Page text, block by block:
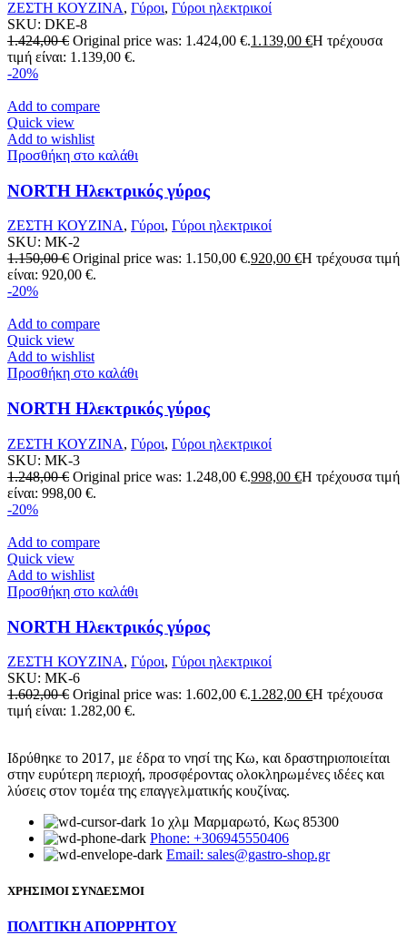
ΖΕΣΤΗ ΚΟΥΖΙΝΑ, Γύροι, Γύροι ηλεκτρικοί
SKU: DKE-8
1.424,00€ Original price was: 1.424,00 €.1.139,00 €Η τρέχουσα
τιμή είναι: 1.139,00 €.
-20%
Add to compare
Quick view
Add to wishlist
Προσθήκη στο καλάθι
NORTH Ηλεκτρικός γύρος
ΖΕΣΤΗ ΚΟΥΖΙΝΑ, Γύροι, Γύροι ηλεκτρικοί
SKU: MK-2
1.150,00€ Original price was: 1.150,00 €.920,00 €Η τρέχουσα τιμή
είναι: 920,00 €.
-20%
Add to compare
Quick view
Add to wishlist
Προσθήκη στο καλάθι
NORTH Ηλεκτρικός γύρος
ΖΕΣΤΗ ΚΟΥΖΙΝΑ, Γύροι, Γύροι ηλεκτρικοί
SKU: MK-3
1.248,00€ Original price was: 1.248,00 €.998,00 €Η τρέχουσα τιμή
είναι: 998,00 €.
-20%
Add to compare
Quick view
Add to wishlist
Προσθήκη στο καλάθι
NORTH Ηλεκτρικός γύρος
ΖΕΣΤΗ ΚΟΥΖΙΝΑ, Γύροι, Γύροι ηλεκτρικοί
SKU: MK-6
1.602,00€ Original price was: 1.602,00 €.1.282,00 €Η τρέχουσα
τιμή είναι: 1.282,00 €.
Ιδρύθηκε το 2017, με έδρα το νησί της Κω, και δραστηριοποιείται
στην ευρύτερη περιοχή, προσφέροντας ολοκληρωμένες ιδέες και
λύσεις στον τομέα της επαγγελματικής κουζίνας.
1ο χλμ Μαρμαρωτό, Κως 85300
Phone: +306945550406
Email: sales@gastro-shop.gr
ΧΡΗΣΙΜΟΙ ΣΥΝΔΕΣΜΟΙ
ΠΟΛΙΤΙΚΗ ΑΠΟΡΡΗΤΟΥ